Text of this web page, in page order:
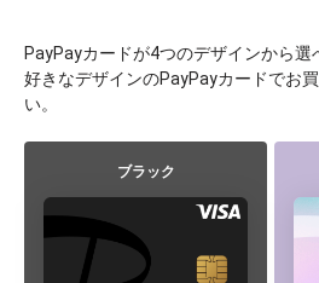
PayPayカードが4つのデザインから選
好きなデザインのPayPayカードでお
い。
ブラック